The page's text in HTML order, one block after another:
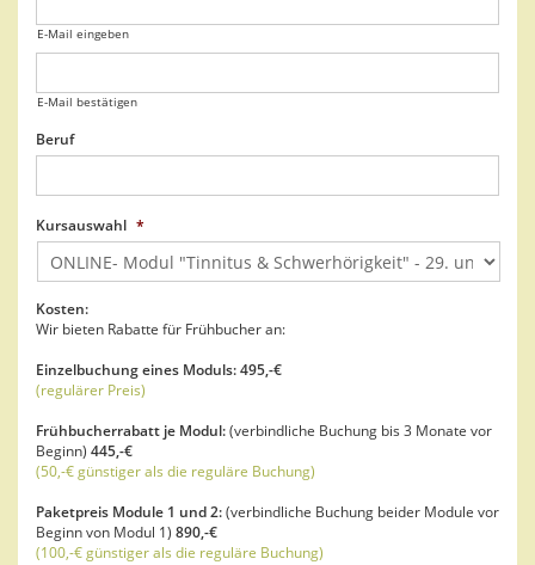
E-Mail eingeben
E-Mail bestätigen
Beruf
Kursauswahl *
Kosten:
Wir bieten Rabatte für Frühbucher an:
Einzelbuchung eines Moduls: 495,-€
(regulärer Preis)
Frühbucherrabatt je Modul:(verbindliche Buchung bis 3 Monate vor
Beginn) 445,-€
(50,-€ günstiger als die reguläre Buchung)
Paketpreis Module 1 und 2:(verbindliche Buchung beider Module vor
Beginn von Modul 1) 890,-€
(100,-€ günstiger als die reguläre Buchung)